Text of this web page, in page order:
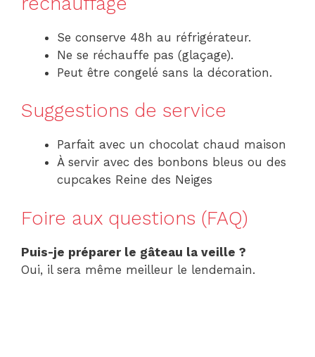
Se conserve 48h au réfrigérateur.
Ne se réchauffe pas (glaçage).
Peut être congelé sans la décoration.
Suggestions de service
Parfait avec un chocolat chaud maison
À servir avec des bonbons bleus ou des
cupcakes Reine des Neiges
Foire aux questions (FAQ)
Puis-je préparer le gâteau la veille ?
Oui, il sera même meilleur le lendemain.